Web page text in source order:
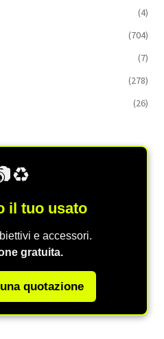
(4)
(704)
(7)
(278)
(26)
il tuo usato
e accessori.
gratuita.
quotazione